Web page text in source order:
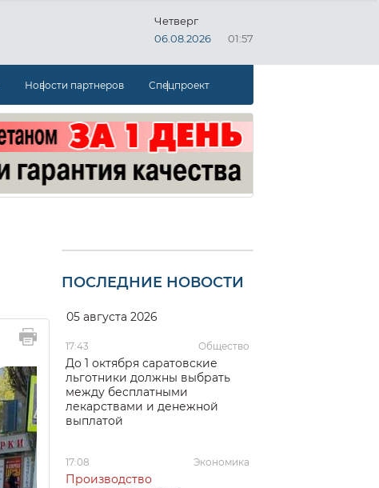
Четверг
06.08.2026
01:57
Новости партнеров Спецпроект
ПОСЛЕДНИЕ НОВОСТИ
05 августа 2026
17:43 Общество
До 1 октября саратовские
льготники должны выбрать
между бесплатными
лекарствами и денежной
выплатой
17:08 Экономика
Производство